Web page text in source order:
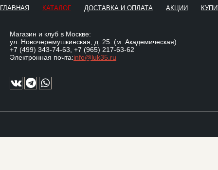
ГЛАВНАЯ КАТАЛОГ ДОСТАВКА И ОПЛАТА АКЦИИ
Магазин и клуб в Москве:
ул. Новочеремушкинская, д. 25. (м. Академическая)
+7 (499) 343-74-63 +7 (965) 217-63-62
Электронная почта:info@luk35.ru